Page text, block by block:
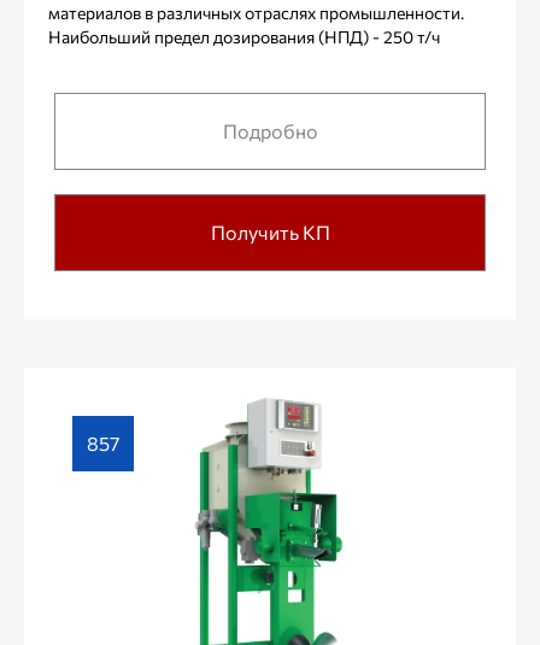
материалов в различных отраслях промышленности.
Наибольший предел дозирования (НПД) - 250 т/ч
Подробно
Получить КП
857